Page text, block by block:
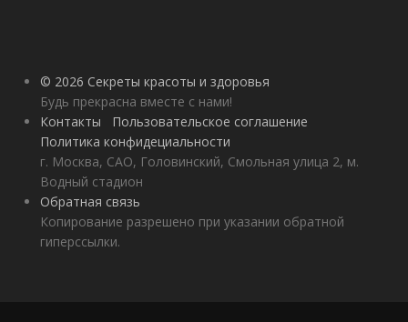
© 2026 Секреты красоты и здоровья
Будь прекрасна вместе с нами!
Контакты
Пользовательское соглашение
Политика конфидециальности
г. Москва, САО, Головинский, Смольная улица 2, м.
Водный стадион
Обратная связь
Копирование разрешено при указании обратной
гиперссылки.